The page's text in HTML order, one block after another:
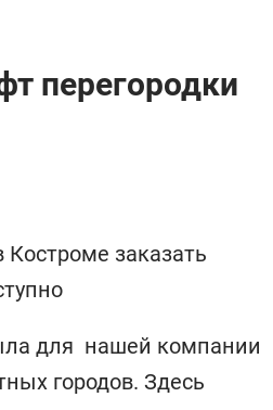
перегородки
заказать
для нашей компании
городов. Здесь